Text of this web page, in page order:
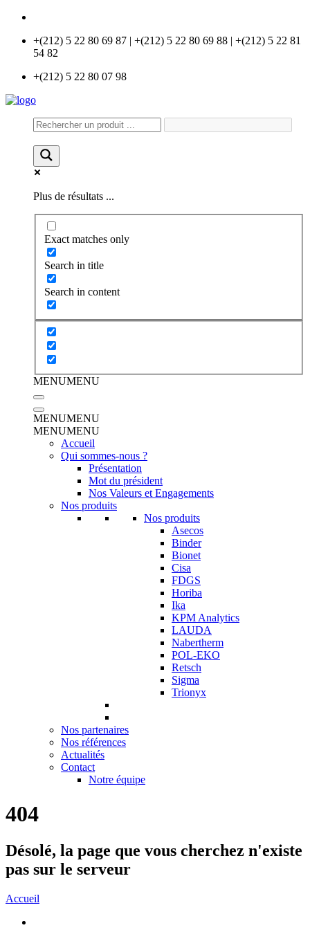
+(212) 5 22 80 69 87 | +(212) 5 22 80 69 88 | +(212) 5 22 81
54 82
+(212) 5 22 80 07 98
Plus de résultats ...
Exact matches only
Search in title
Search in content
MENUMENU
MENUMENU
MENUMENU
Accueil
Qui sommes-nous ?
Présentation
Mot du président
Nos Valeurs et Engagements
Nos produits
Nos produits
Asecos
Binder
Bionet
Cisa
FDGS
Horiba
Ika
KPM Analytics
LAUDA
Nabertherm
POL-EKO
Retsch
Sigma
Trionyx
Nos partenaires
Nos références
Actualités
Contact
Notre équipe
404
Désolé, la page que vous cherchez n'existe
pas sur le serveur
Accueil